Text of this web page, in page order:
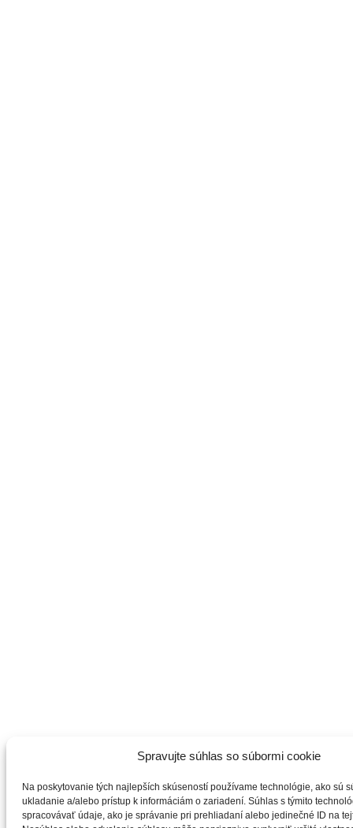
Spravujte súhlas so súbormi cookie
Na poskytovanie tých najlepších skúseností používame technológie, ako sú
ukladanie a/alebo prístup k informáciám o zariadení. Súhlas s týmito
spracovávať údaje, ako je správanie pri prehliadaní alebo jedinečné ID na